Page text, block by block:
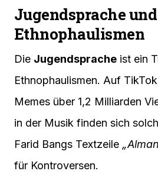
Jugendsprache
Ethnophaulismen
Die Jugendsprache ist ein
Ethnophaulismen. Auf
Memes über 1,2 Milliarden
in der Musik finden sich
Farid Bangs Textzeile
für Kontroversen.